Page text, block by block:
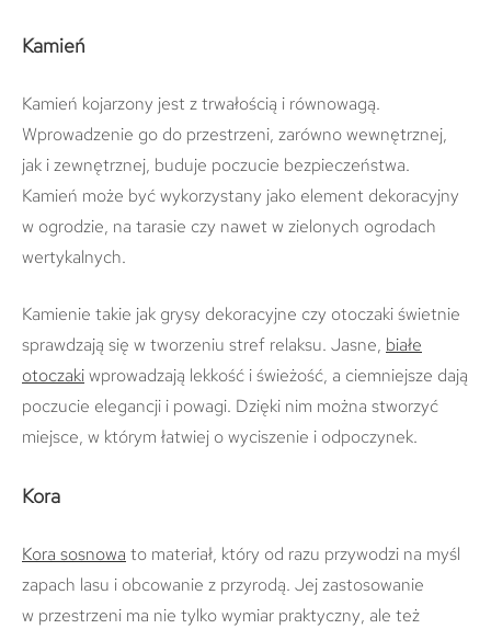
Kamień
Kamień kojarzony jest z trwałością i równowagą.
Wprowadzenie go do przestrzeni, zarówno wewnętrznej,
jak i zewnętrznej, buduje poczucie bezpieczeństwa.
Kamień może być wykorzystany jako element dekoracyjny
w ogrodzie, na tarasie czy nawet w zielonych ogrodach
wertykalnych.
Kamienie takie jak grysy dekoracyjne czy otoczaki świetnie
sprawdzają się w tworzeniu stref relaksu. Jasne, białe
otoczakiwprowadzają lekkość i świeżość, a ciemniejsze dają
poczucie elegancji i powagi. Dzięki nim można stworzyć
miejsce, w którym łatwiej o wyciszenie i odpoczynek.
Kora
Kora sosnowa to materiał, który od razu przywodzi na myśl
zapach lasu i obcowanie z przyrodą. Jej zastosowanie
w przestrzeni ma nie tylko wymiar praktyczny, ale też